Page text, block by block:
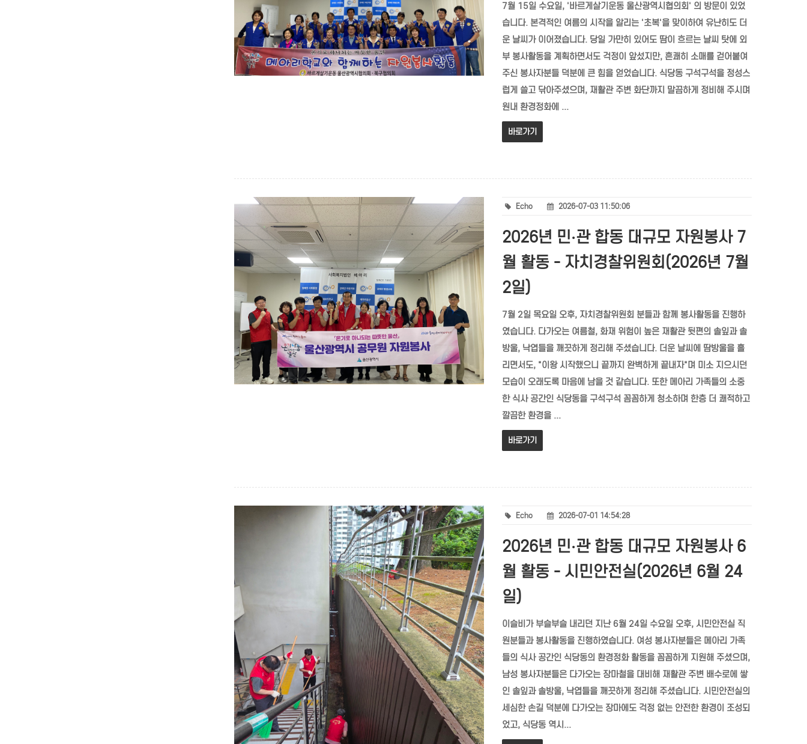
7월 15일 수요일, '바르게살기운동 울산광역시협의회' 의 방문이 있었
습니다. 본격적인 여름의 시작을 알리는 '초복'을 맞이하여 유난히도 더
운 날씨가 이어졌습니다. 당일 가만히 있어도 땀이 흐르는 날씨 탓에 외
부 봉사활동을 계획하면서도 걱정이 앞섰지만, 흔쾌히 소매를 걷어붙여
주신 봉사자분들 덕분에 큰 힘을 얻었습니다. 식당동 구석구석을 정성스
럽게 쓸고 닦아주셨으며, 재활관 주변 화단까지 말끔하게 정비해 주시며
원내 환경정화에 ...
바로가기
Echo 2026-07-03 11:50:06
2026년 민·관 합동 대규모 자원봉사 7
월 활동 - 자치경찰위원회(2026년 7월
2일)
7월 2일 목요일 오후, 자치경찰위원회 분들과 함께 봉사활동을 진행하
였습니다. 다가오는 여름철, 화재 위험이 높은 재활관 뒷편의 솔잎과 솔
방울, 낙엽들을 깨끗하게 정리해 주셨습니다. 더운 날씨에 땀방울을 흘
리면서도, "이왕 시작했으니 끝까지 완벽하게 끝내자"며 미소 지으시던
모습이 오래도록 마음에 남을 것 같습니다. 또한 메아리 가족들의 소중
한 식사 공간인 식당동을 구석구석 꼼꼼하게 청소하며 한층 더 쾌적하고
깔끔한 환경을 ...
바로가기
Echo 2026-07-01 14:54:28
2026년 민·관 합동 대규모 자원봉사 6
월 활동 - 시민안전실(2026년 6월 24
일)
이슬비가 부슬부슬 내리던 지난 6월 24일 수요일 오후, 시민안전실 직
원분들과 봉사활동을 진행하였습니다. 여성 봉사자분들은 메아리 가족
들의 식사 공간인 식당동의 환경정화 활동을 꼼꼼하게 지원해 주셨으며,
남성 봉사자분들은 다가오는 장마철을 대비해 재활관 주변 배수로에 쌓
인 솔잎과 솔방울, 낙엽들을 깨끗하게 정리해 주셨습니다. 시민안전실의
세심한 손길 덕분에 다가오는 장마에도 걱정 없는 안전한 환경이 조성되
었고, 식당동 역시...